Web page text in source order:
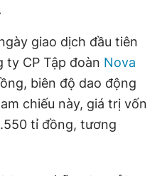
Bạn cần biết
Liên hệ quảng cáo
giao dịch đầu tiên
ty CP Tập đoàn Nova
biên độ dao động
chiếu này, giá trị vốn
tỉ đồng, tương